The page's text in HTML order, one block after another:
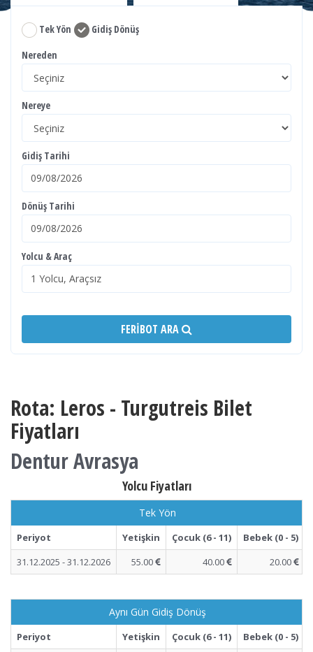
Tek Yön
Gidiş Dönüş
Nereden
Nereye
Gidiş Tarihi
Dönüş Tarihi
Yolcu & Araç
FERIBOT ARA
Rota: Leros - Turgutreis Bilet
Fiyatları
Dentur Avrasya
Yolcu Fiyatları
Tek Yön
Periyot Yetişkin Çocuk (6 - 11)
Bebek (0 - 5)
31.12.2025 - 31.12.2026
55.00 40.00 20.00
Aynı Gün Gidiş Dönüş
Periyot Yetişkin Çocuk (6 - 11)
Bebek (0 - 5)